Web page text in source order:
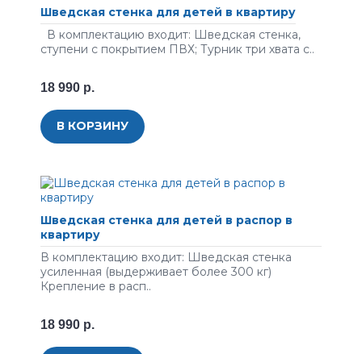
Шведская стенка для детей в квартиру
В комплектацию входит: Шведская стенка,
ступени с покрытием ПВХ; Турник три хвата с..
18 990 р.
В КОРЗИНУ
Шведская стенка для детей в распор в
квартиру
В комплектацию входит: Шведская стенка
усиленная (выдерживает более 300 кг)
Крепление в расп..
18 990 р.